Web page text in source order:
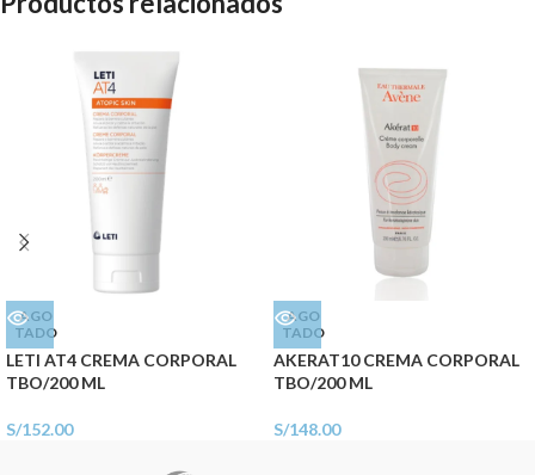
AGO
TADO
LETI AT4 CREMA CORPORAL
TBO/200 ML
S/152.00
AGO
TADO
AKERAT10 CREMA CORPORAL
TBO/200 ML
S/148.00